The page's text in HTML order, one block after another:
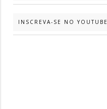
INSCREVA-SE NO YOUTUBE